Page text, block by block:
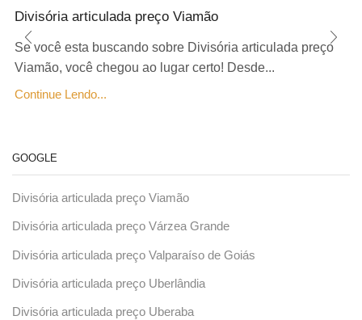
Divisória articulada preço Viamão
Se você esta buscando sobre Divisória articulada preço
Viamão, você chegou ao lugar certo! Desde...
Continue Lendo...
GOOGLE
Divisória articulada preço Viamão
Divisória articulada preço Várzea Grande
Divisória articulada preço Valparaíso de Goiás
Divisória articulada preço Uberlândia
Divisória articulada preço Uberaba